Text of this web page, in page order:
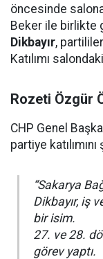
öncesinde
Beker ile birlikte
Dikbayır,
Katılımı
Rozeti Özgür
CHP Genel
partiye
“Sakarya
Dikbayır, iş
bir isim.
27. ve 28.
görev yaptı.